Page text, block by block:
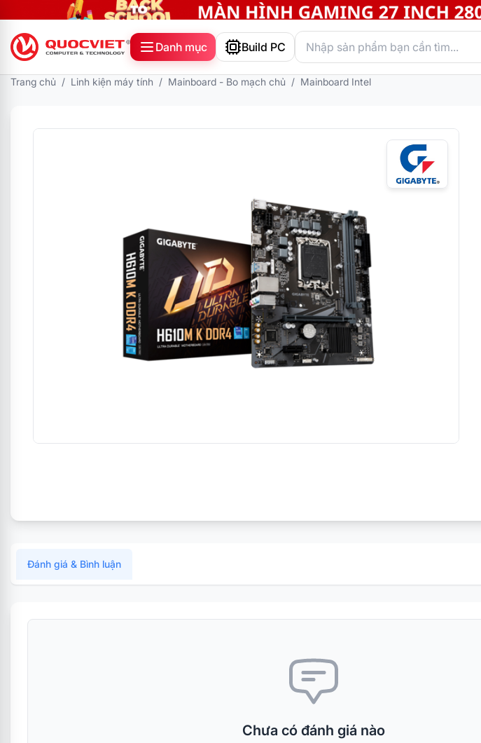
Danh mục Build PC
Trang chủ / Linh kiện máy tính / Mainboard - Bo mạch chủ / Mainboard Intel
Đánh giá & Bình luận
Chưa có đánh giá nào